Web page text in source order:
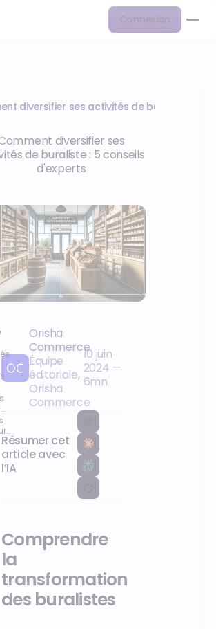
Connexion
diversifier ses activités de buraliste
diversifier ses
de buraliste : 5 conseils
d'experts
Orisha
Commerce
Équipe
éditoriale,
Orisha
Commerce
10 juin
2024 —
6mn
Résumer cet
article avec
l’IA
Comprendre
la
transformation
des buralistes